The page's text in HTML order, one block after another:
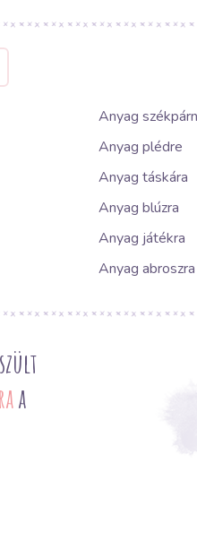
Anyag
Anyag plédre
Anyag táskára
Anyag blúzra
Anyag játékra
Anyag abroszra
a